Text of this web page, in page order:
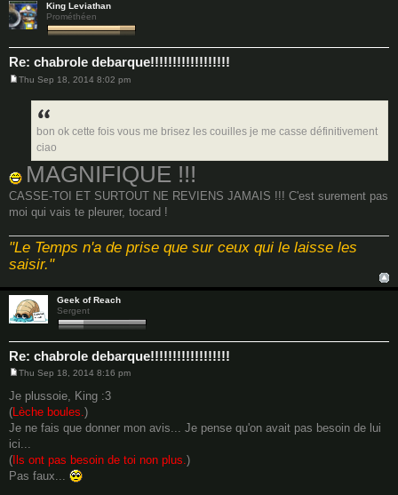
King Leviathan
Prométhéen
Re: chabrole debarque!!!!!!!!!!!!!!!!!!
Thu Sep 18, 2014 8:02 pm
bon ok cette fois vous me brisez les couilles je me casse définitivement
ciao
MAGNIFIQUE !!!
CASSE-TOI ET SURTOUT NE REVIENS JAMAIS !!! C'est surement pas
moi qui vais te pleurer, tocard !
"Le Temps n'a de prise que sur ceux qui le laisse les
saisir."
Geek of Reach
Sergent
Re: chabrole debarque!!!!!!!!!!!!!!!!!!
s
t
Thu Sep 18, 2014 8:16 pm
Je plussoie, King :3
(Lèche boules.)
Je ne fais que donner mon avis... Je pense qu'on avait pas besoin de lui
ici...
( Ils ont pas besoin de toi non plus.)
Pas faux...